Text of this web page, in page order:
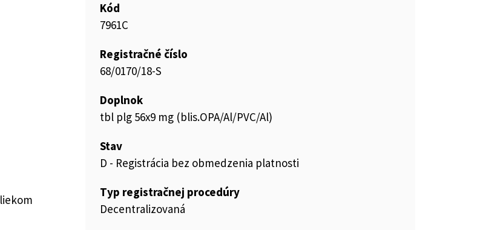
Kód
7961C
Registračné číslo
68/0170/18-S
Doplnok
tbl plg 56x9 mg (blis.OPA/Al/PVC/Al)
Stav
D - Registrácia bez obmedzenia platnosti
Typ registračnej procedúry
Decentralizovaná